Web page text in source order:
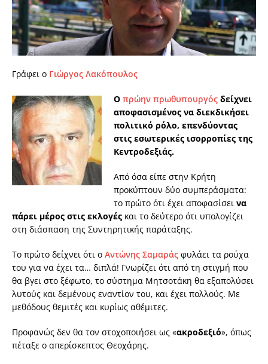
Γράφει ο Γιώργος Λακόπουλος
Ο πρώην πρωθυπουργός δείχνει
αποφασισμένος να διεκδικήσει
πολιτικό ρόλο, επενδύοντας
στις εσωτερικές ισορροπίες της
Κεντροδεξιάς.
Από όσα είπε στην Κρήτη
προκύπτουν δύο συμπεράσματα:
το πρώτο ότι έχει αποφασίσει να
πάρει μέρος στις εκλογές και το δεύτερο ότι υπολογίζει
στη διάσπαση της Συντηρητικής παράταξης.
Το πρώτο δείχνει ότι ο Αντώνης Σαμαράς φυλάει τα ρούχα
του για να έχει τα… διπλά! Γνωρίζει ότι από τη στιγμή που
θα βγει στο ξέφωτο, το σύστημα Μητσοτάκη θα εξαπολύσει
λυτούς και δεμένους εναντίον του, και έχει πολλούς. Με
μεθόδους θεμιτές και κυρίως αθέμιτες.
Προφανώς δεν θα τον στοχοποιήσει ως «ακροδεξιό», όπως
πέταξε ο απερίσκεπτος Θεοχάρης.